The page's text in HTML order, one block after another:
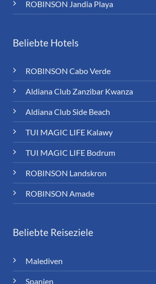
ROBINSON Jandia Playa
Beliebte Hotels
ROBINSON Cabo Verde
Aldiana Club Zanzibar Kwanza
Aldiana Club Side Beach
TUI MAGIC LIFE Kalawy
TUI MAGIC LIFE Bodrum
ROBINSON Landskron
ROBINSON Amade
Beliebte Reiseziele
Malediven
Spanien